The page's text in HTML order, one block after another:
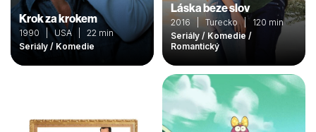
Krok za krokem
1990 | USA | 22 min
Seriály / Komedie
Láska beze slov
2016 | Turecko | 120 min
Seriály / Komedie /
Romantický